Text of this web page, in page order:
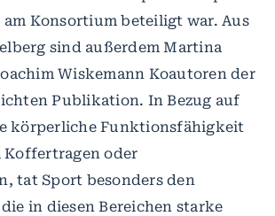
Konsortium beteiligt war. Aus
sind außerdem Martina
Wiskemann Koautoren der
Publikation. In Bezug auf
körperliche Funktionsfähigkeit
Koffertragen oder
tat Sport besonders den
in diesen Bereichen starke